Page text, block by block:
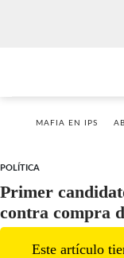
MAFIA EN IPS
POLÍTICA
Primer
contra compra
Este artículo